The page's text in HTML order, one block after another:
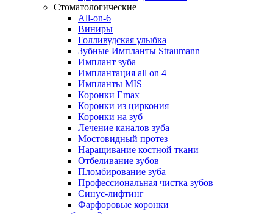
Стоматологические
All-on-6
Виниры
Голливудская улыбка
Зубные Импланты Straumann
Имплант зуба
Имплантация all on 4
Импланты MIS
Коронки Emax
Коронки из циркония
Коронки на зуб
Лечение каналов зуба
Мостовидный протез
Наращивание костной ткани
Отбеливание зубов
Пломбирование зуба
Профессиональная чистка зубов
Синус-лифтинг
Фарфоровые коронки